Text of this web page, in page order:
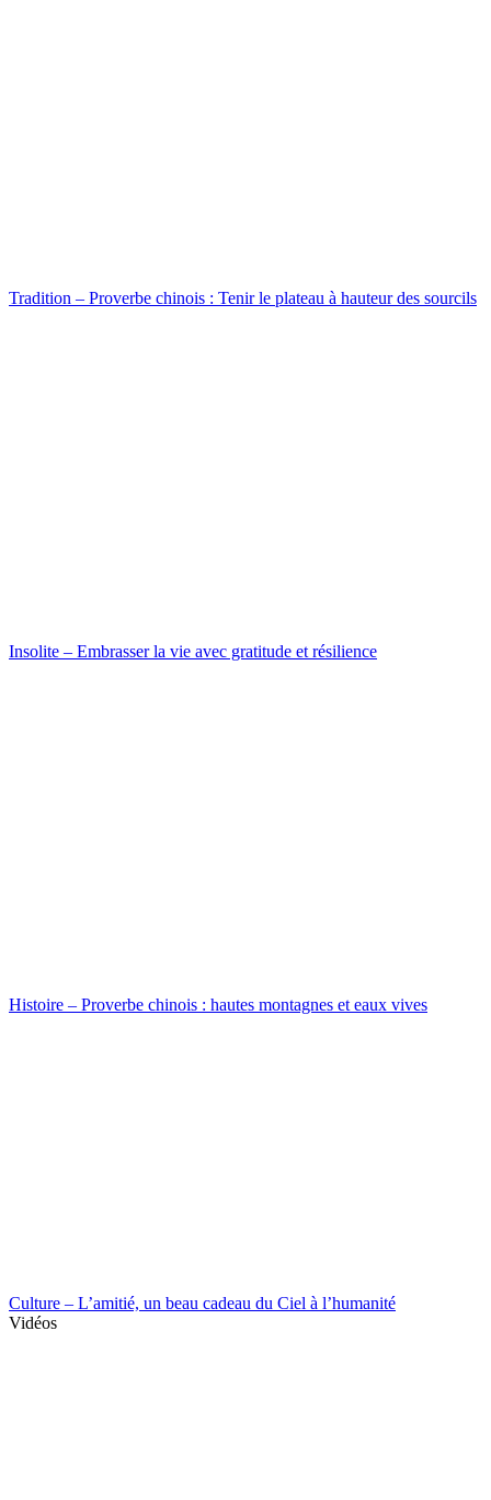
Tradition – Proverbe chinois : Tenir le plateau à hauteur des sourcils
Insolite – Embrasser la vie avec gratitude et résilience
Histoire – Proverbe chinois : hautes montagnes et eaux vives
Culture – L’amitié, un beau cadeau du Ciel à l’humanité
Vidéos